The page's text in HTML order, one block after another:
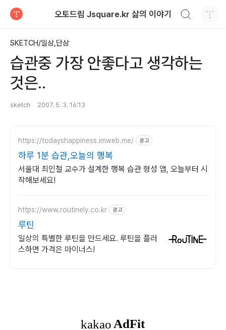
오토드림 Jsquare.kr 삶의 이야기
SKETCH/일상,단상
습관중 가장 안좋다고 생각하는
것은..
sketch 2007. 5. 3. 16:13
https://todayshappiness.imweb.me/ 광고
하루 1분 습관,오늘의 행복
서울대 최인철 교수가 설계한 행복 습관 형성 앱, 오늘부터 시
작해보세요!
https://www.routinely.co.kr 광고
루틴
일상의 특별한 루틴을 만드세요. 루틴을 플러
스하면 가격은 마이너스!